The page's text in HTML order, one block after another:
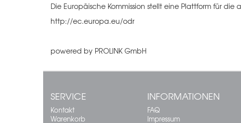
Die Europäische Kommission stellt eine Plattform für
http://ec.europa.eu/odr
powered by PROLINK GmbH
SERVICE
Kontakt
Warenkorb
INFORMATIONEN
FAQ
Impressum